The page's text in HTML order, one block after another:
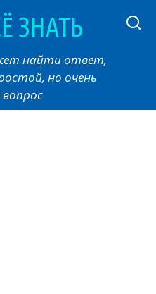
ЗНАТЬ
найти ответ,
но очень